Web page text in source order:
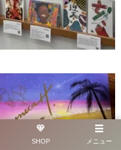
メニュー
SHOP